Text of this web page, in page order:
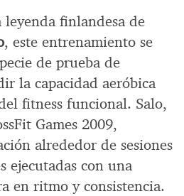
finlandesa de
, este entrenamiento se
de prueba de
la capacidad aeróbica
fitness funcional. Salo,
Games 2009,
alrededor de sesiones
ejecutadas con una
en ritmo y consistencia.